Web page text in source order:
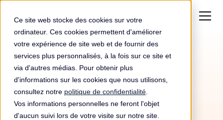
Ce site web stocke des cookies sur votre
ordinateur. Ces cookies permettent d'améliorer
votre expérience de site web et de fournir des
services plus personnalisés, à la fois sur ce site et
via d'autres médias. Pour obtenir plus
d'informations sur les cookies que nous utilisons,
consultez notre politique de confidentialité
Vos informations personnelles ne feront l'objet
d'aucun suivi lors de votre visite sur notre site.